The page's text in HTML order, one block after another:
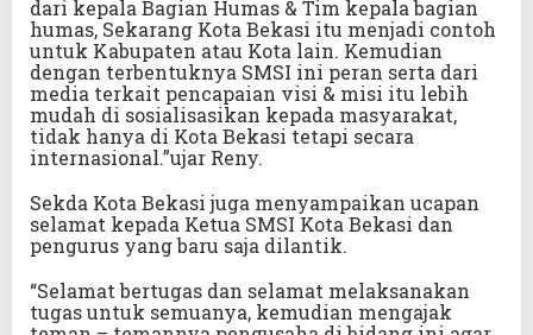
dari kepala Bagian Humas & Tim kepala bagian
humas, Sekarang Kota Bekasi itu menjadi contoh
untuk Kabupaten atau Kota lain. Kemudian
dengan terbentuknya SMSI ini peran serta dari
media terkait pencapaian visi & misi itu lebih
mudah di sosialisasikan kepada masyarakat,
tidak hanya di Kota Bekasi tetapi secara
internasional.”ujar Reny.
Sekda Kota Bekasi juga menyampaikan ucapan
selamat kepada Ketua SMSI Kota Bekasi dan
pengurus yang baru saja dilantik.
“Selamat bertugas dan selamat melaksanakan
tugas untuk semuanya, kemudian mengajak